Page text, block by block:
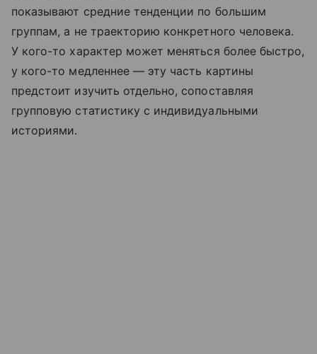
показывают средние тенденции по большим
группам, а не траекторию конкретного человека.
У кого-то характер может меняться более быстро,
у кого-то медленнее — эту часть картины
предстоит изучить отдельно, сопоставляя
групповую статистику с индивидуальными
историями.